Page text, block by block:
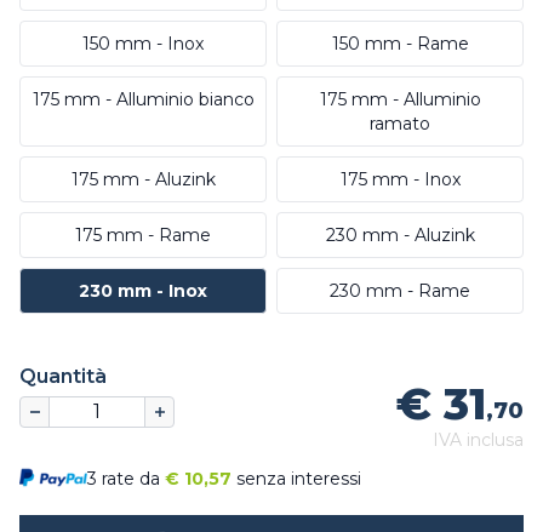
150 mm - Inox 150 mm - Rame
175 mm - Alluminio bianco
175 mm - Alluminio
ramato
175 mm - Aluzink 175 mm - Inox
175 mm - Rame 230 mm - Aluzink
230 mm - Inox 230 mm - Rame
Quantità
€ 31,70
IVA inclusa
3 rate da € 10,57 senza interessi